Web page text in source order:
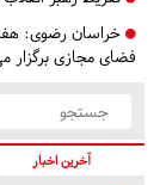
خراسان رضوی:
فضای مجازی برگزار
آخرین اخبار